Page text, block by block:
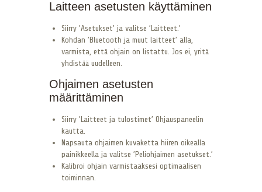
Laitteen asetusten käyttäminen
Siirry ’Asetukset’ ja valitse ’Laitteet.’
Kohdan ’Bluetooth ja muut laitteet’ alla,
varmista, että ohjain on listattu. Jos ei, yritä
yhdistää uudelleen.
Ohjaimen asetusten
määrittäminen
Siirry ’Laitteet ja tulostimet’ Ohjauspaneelin
kautta.
Napsauta ohjaimen kuvaketta hiiren oikealla
painikkeella ja valitse ’Peliohjaimen asetukset.’
Kalibroi ohjain varmistaaksesi optimaalisen
toiminnan.